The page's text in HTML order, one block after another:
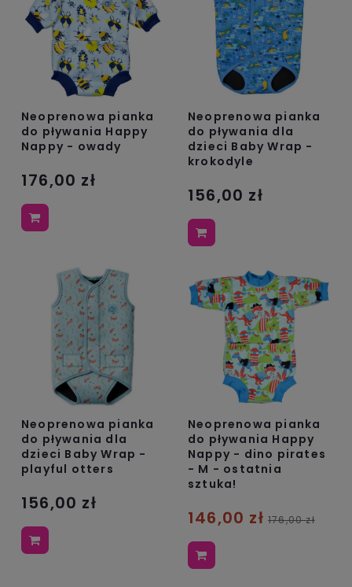
Neoprenowa pianka
do pływania Happy
Nappy - owady
176,00 zł
Neoprenowa pianka
do pływania dla
dzieci Baby Wrap -
krokodyle
156,00 zł
Neoprenowa pianka
do pływania dla
dzieci Baby Wrap -
playful otters
156,00 zł
Neoprenowa pianka
do pływania Happy
Nappy - dino pirates
- M - ostatnia
sztuka!
146,00 zł 176,00 zł